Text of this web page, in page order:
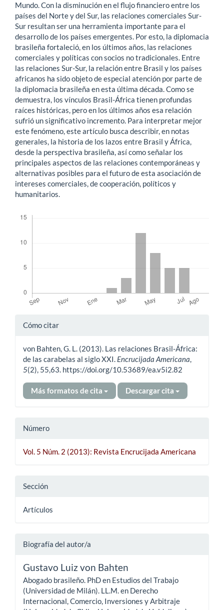
Mundo. Con la disminución en el flujo financiero entre los
países del Norte y del Sur, las relaciones comerciales Sur-
Sur resultan ser una herramienta importante para el
desarrollo de los países emergentes. Por esto, la diplomacia
brasileña fortaleció, en los últimos años, las relaciones
comerciales y políticas con socios no tradicionales. Entre
las relaciones Sur-Sur, la relación entre Brasil y los países
africanos ha sido objeto de especial atención por parte de
la diplomacia brasileña en esta última década. Como se
demuestra, los vínculos Brasil-África tienen profundas
raíces históricas, pero en los últimos años esa relación
sufrió un significativo incremento. Para interpretar mejor
este fenómeno, este artículo busca describir, en notas
generales, la historia de los lazos entre Brasil y África,
desde la perspectiva brasileña, así como señalar los
principales aspectos de las relaciones contemporáneas y
alternativas posibles para el futuro de esta asociación de
intereses comerciales, de cooperación, políticos y
humanitarios.
Detalles
artículo
Cómo citar
von Bahten, G. L. (2013). Las relaciones Brasil-África:
de las carabelas al siglo XXI. Encrucijada Americana,
5(2), 55,63. https://doi.org/10.53689/ea.v5i2.82
Más formatos de cita Descargar cita
Número
Vol. 5 Núm. 2 (2013): Revista Encrucijada Americana
Sección
Artículos
Biografía del autor/a
Gustavo Luiz von Bahten
Abogado brasileño. PhD en Estudios del Trabajo
(Universidad de Milán). LL.M. en Derecho
Internacional, Comercio, Inversiones y Arbitraje